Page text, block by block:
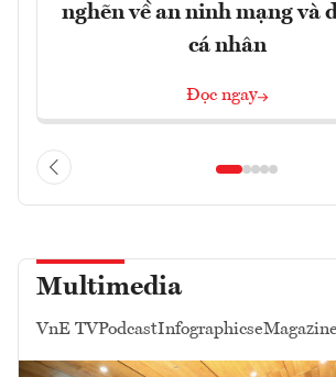
nghẽn về an ninh mạng và
cá nhân
Đọc ngay
Multimedia
VnE TVPodcastInfographicseMagazine